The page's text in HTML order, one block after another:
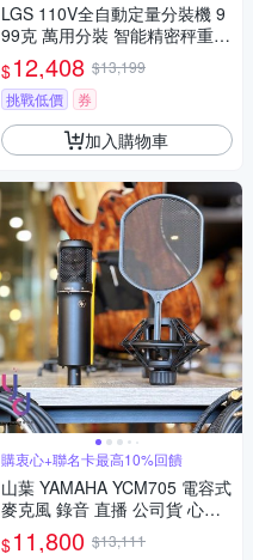
LGS 110V全自動定量分裝機 9
99克 萬用分裝 智能精密秤重
分料 分裝 分鐘機 定量機 計量
機 秤重機
$12,408 $13,199
挑戰低價
券
加入購物車
購衷心+聯名卡最高10%回饋
山葉 YAMAHA YCM705 電容式
麥克風 錄音 直播 公司貨 心形
指向 一年保固
$11,800 $13,111